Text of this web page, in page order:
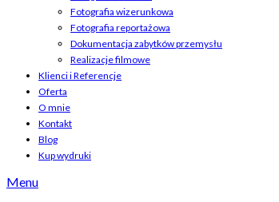
Fotografia wizerunkowa
Fotografia reportażowa
Dokumentacja zabytków przemysłu
Realizacje filmowe
Klienci i Referencje
Oferta
O mnie
Kontakt
Blog
Kup wydruki
Menu